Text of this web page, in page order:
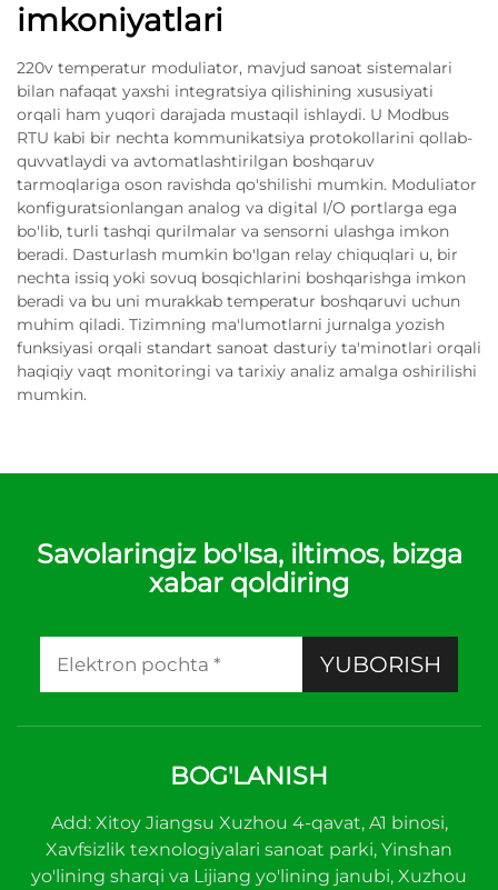
imkoniyatlari
220v temperatur moduliator, mavjud sanoat sistemalari
bilan nafaqat yaxshi integratsiya qilishining xususiyati
orqali ham yuqori darajada mustaqil ishlaydi. U Modbus
RTU kabi bir nechta kommunikatsiya protokollarini qollab-
quvvatlaydi va avtomatlashtirilgan boshqaruv
tarmoqlariga oson ravishda qo'shilishi mumkin. Moduliator
konfiguratsionlangan analog va digital I/O portlarga ega
bo'lib, turli tashqi qurilmalar va sensorni ulashga imkon
beradi. Dasturlash mumkin bo'lgan relay chiquqlari u, bir
nechta issiq yoki sovuq bosqichlarini boshqarishga imkon
beradi va bu uni murakkab temperatur boshqaruvi uchun
muhim qiladi. Tizimning ma'lumotlarni jurnalga yozish
funksiyasi orqali standart sanoat dasturiy ta'minotlari orqali
haqiqiy vaqt monitoringi va tarixiy analiz amalga oshirilishi
mumkin.
Savolaringiz bo'lsa, iltimos, bizga
xabar qoldiring
YUBORISH
BOG'LANISH
Add: Xitoy Jiangsu Xuzhou 4-qavat, A1 binosi,
Xavfsizlik texnologiyalari sanoat parki, Yinshan
yo'lining sharqi va Lijiang yo'lining janubi, Xuzhou